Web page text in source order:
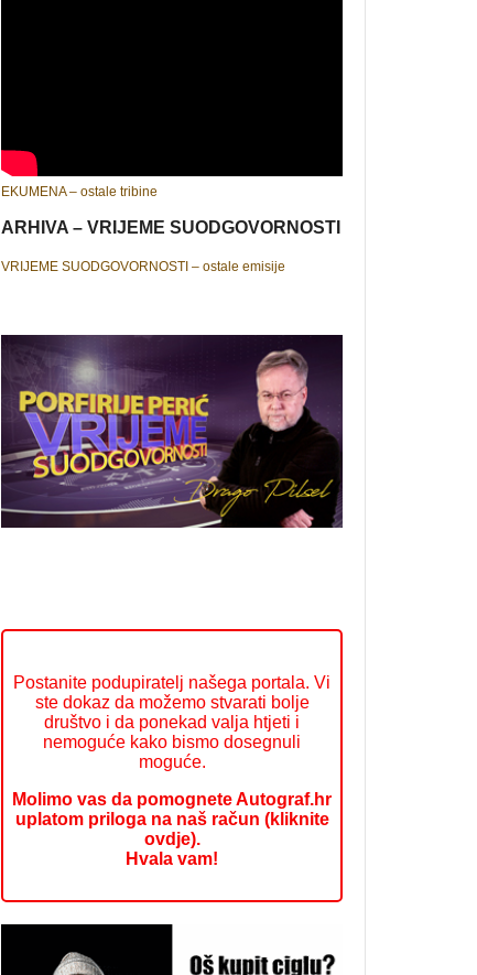
EKUMENA – ostale tribine
ARHIVA – VRIJEME SUODGOVORNOSTI
VRIJEME SUODGOVORNOSTI – ostale emisije
Postanite podupiratelj našega portala. Vi
ste dokaz da možemo stvarati bolje
društvo i da ponekad valja htjeti i
nemoguće kako bismo dosegnuli
moguće.
Molimo vas da pomognete Autograf.hr
uplatom priloga na naš račun (kliknite
ovdje).
Hvala vam!